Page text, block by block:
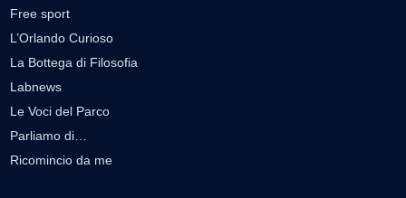
Free sport
L’Orlando Curioso
La Bottega di Filosofia
Labnews
Le Voci del Parco
Parliamo di…
Ricomincio da me